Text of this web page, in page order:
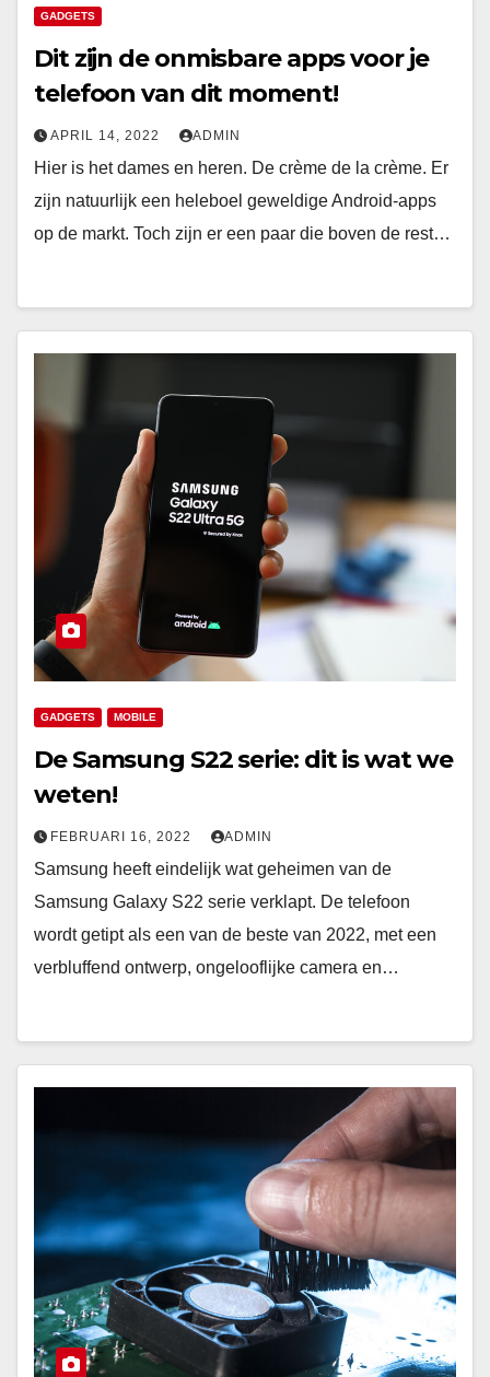
GADGETS
Dit zijn de onmisbare apps voor je
telefoon van dit moment!
APRIL 14, 2022 ADMIN
Hier is het dames en heren. De crème de la crème. Er
zijn natuurlijk een heleboel geweldige Android-apps
op de markt. Toch zijn er een paar die boven de rest…
GADGETS MOBILE
De Samsung S22 serie: dit is wat we
weten!
FEBRUARI 16, 2022 ADMIN
Samsung heeft eindelijk wat geheimen van de
Samsung Galaxy S22 serie verklapt. De telefoon
wordt getipt als een van de beste van 2022, met een
verbluffend ontwerp, ongelooflijke camera en…